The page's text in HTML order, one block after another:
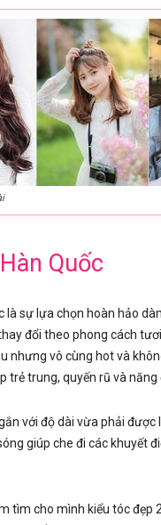
Quốc
là sự lựa chọn hoàn hảo
đổi theo phong cách
nhưng vô cùng hot và
trẻ trung, quyến rũ và năng
với độ dài vừa phải được
giúp che đi các khuyết
tìm cho mình kiểu tóc đẹp